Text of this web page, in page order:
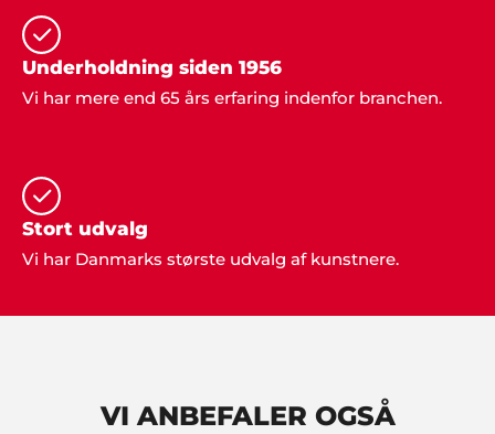
Edith Knudsen, Bramming
"Tak for hjælpen. Alle gæsterne roste
underholdningen. Stor anbefaling herfra".
"Vi valgte Showbizz Danmark som leverandør til
vores årlige fest. Stor tak for god service".
Underholdning siden 1956
Vi har mere end 65 års erfaring indenfor branchen.
Stort udvalg
Vi har Danmarks største udvalg af kunstnere.
VI ANBEFALER OGSÅ